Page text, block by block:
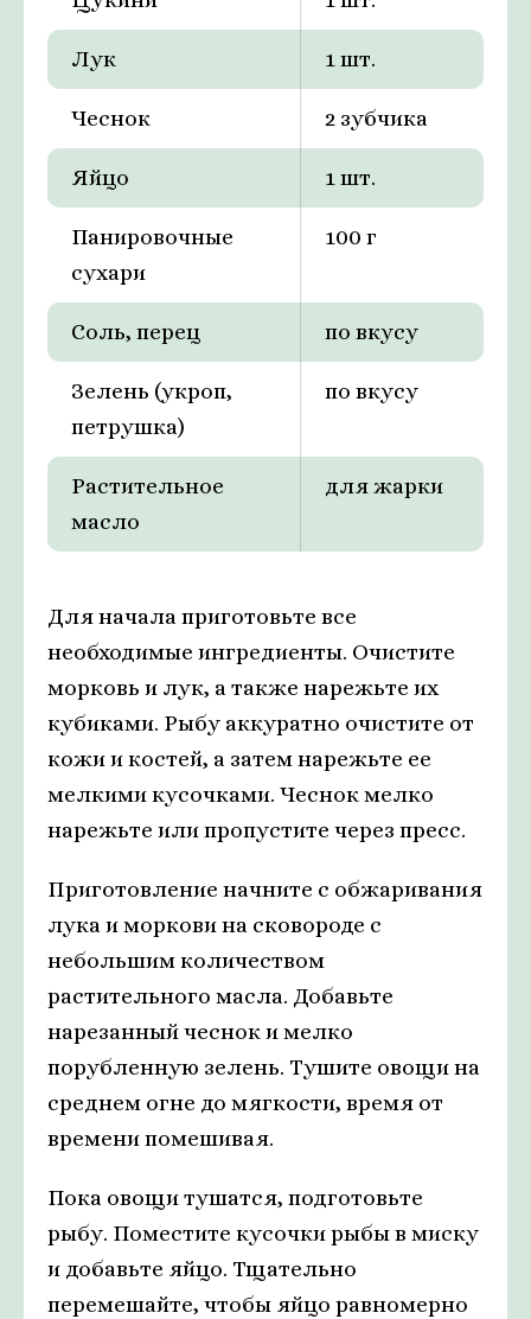
Лук 1 шт.
Чеснок 2 зубчика
Яйцо 1 шт.
Панировочные
сухари
100 г
Соль, перец по вкусу
Зелень (укроп,
петрушка)
по вкусу
Растительное
масло
для жарки
Для начала приготовьте все
необходимые ингредиенты. Очистите
морковь и лук, а также нарежьте их
кубиками. Рыбу аккуратно очистите от
кожи и костей, а затем нарежьте ее
мелкими кусочками. Чеснок мелко
нарежьте или пропустите через пресс.
Приготовление начните с обжаривания
лука и моркови на сковороде с
небольшим количеством
растительного масла. Добавьте
нарезанный чеснок и мелко
порубленную зелень. Тушите овощи на
среднем огне до мягкости, время от
времени помешивая.
Пока овощи тушатся, подготовьте
рыбу. Поместите кусочки рыбы в миску
и добавьте яйцо. Тщательно
перемешайте, чтобы яйцо равномерно